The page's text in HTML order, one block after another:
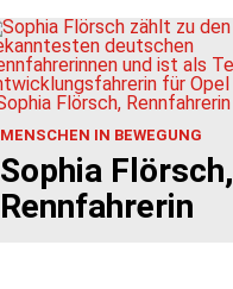
MENSCHEN IN BEWEGUNG
Sophia Flörsch,
Rennfahrerin